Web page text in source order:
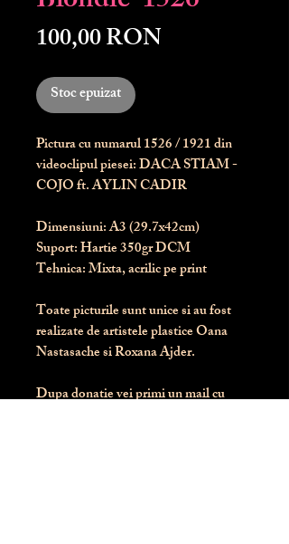
100,00 RONPreț
Stoc epuizat
Pictura cu numarul1526/ 1921 din
videoclipul piesei: DACA STIAM -
COJO ft. AYLIN CADIR
Dimensiuni: A3 (29.7x42cm)
Suport: Hartie 350gr DCM
Tehnica: Mixta, acrilic pe print
Toate picturile sunt unice si au fost
realizate de artistele plastice Oana
Nastasache si Roxana Ajder.
Dupa donatie vei primi un mail cu